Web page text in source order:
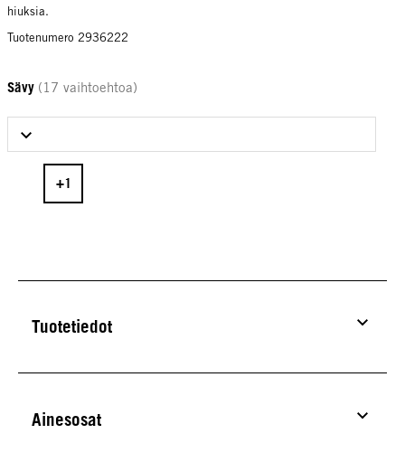
hiuksia.
Tuotenumero 2936222
Sävy (17 vaihtoehtoa)
Select Sävy
Tuotetiedot
Ainesosat